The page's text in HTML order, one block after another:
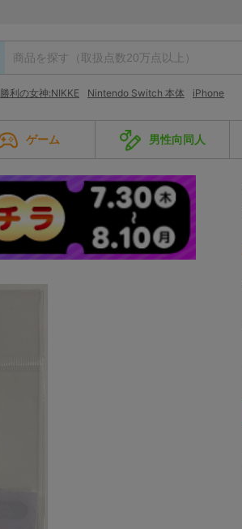
勝利の女神:NIKKE Nintendo Switch 本体 iPhone
ゲーム 男性向同人